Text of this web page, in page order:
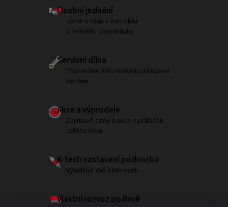
Osobní jednání
Jsme s Vámi v kontaktu
v průběhu objednávky
Servisní dílna
Připravíme Vaši motorku na novou
sezónu
Akce a výprodeje
Zajímavé ceny a akce v průběhu
celého roku
K-tech nastavení podvozku
Vyladíme Váš podvozek
Vlastní rozvoz po Brně